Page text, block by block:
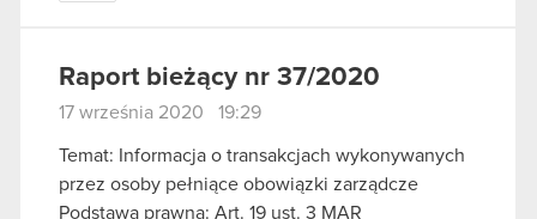
Raport bieżący nr 37/2020
17 września 2020 19:29
Temat: Informacja o transakcjach wykonywanych
przez osoby pełniące obowiązki zarządcze
Podstawa prawna: Art. 19 ust. 3 MAR